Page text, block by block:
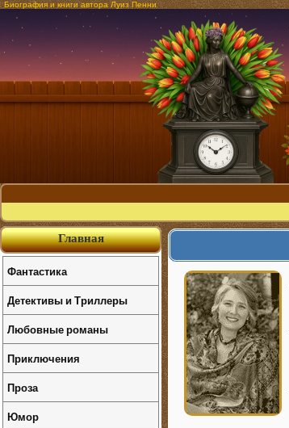
Биография и книги автора Луиз Пенни
Главная
Фантастика
Детективы и Триллеры
Любовные романы
Приключения
Проза
Юмор